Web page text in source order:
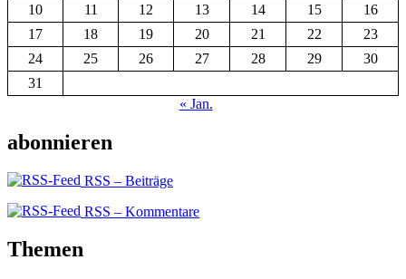
10
11 12 13 14 15
16
17
18 19 20 21 22
23
24
25 26 27 28 29
30
31
« Jan.
abonnieren
RSS – Beiträge
RSS – Kommentare
Themen